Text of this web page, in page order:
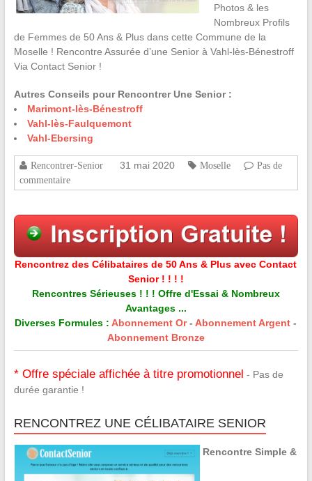
Photos & les
Nombreux Profils
de Femmes de 50 Ans & Plus dans cette Commune de la
Moselle ! Rencontre Assurée d’une Senior à Vahl-lès-Bénestroff
Via Contact Senior !
Autres Conseils pour Rencontrer Une Senior :
Marimont-lès-Bénestroff
Vahl-lès-Faulquemont
Vahl-Ebersing
Rencontrer-Senior 31 mai 2020 Moselle
Pas de
commentaire
Rencontrez des Célibataires de 50 Ans & Plus avec Contact
Senior ! ! ! !
Rencontres Sérieuses ! ! ! Offre d'Essai & Nombreux
Avantages ...
Diverses Formules : Abonnement Or-Abonnement Argent -
Abonnement Bronze
* Offre spéciale affichée à titre promotionnel - Pas de
durée garantie !
RENCONTREZ UNE CÉLIBATAIRE SENIOR
Rencontre Simple &